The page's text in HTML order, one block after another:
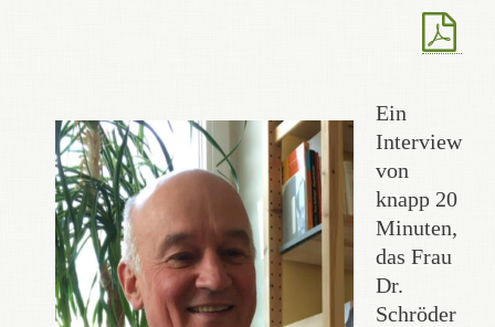
Ein
Interview
von
knapp 20
Minuten,
das Frau
Dr.
Schröder